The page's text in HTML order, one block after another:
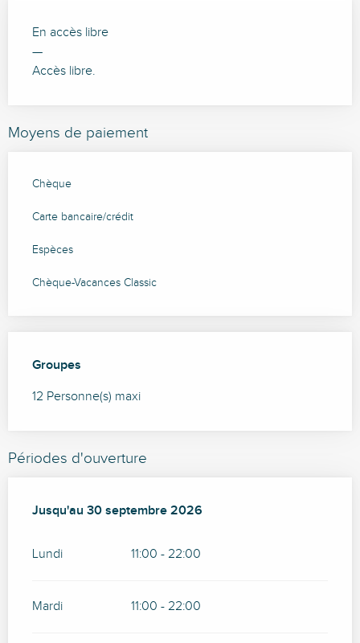
En accès libre
—
Accès libre.
Moyens de paiement
Chèque
Carte bancaire/crédit
Espèces
Chèque-Vacances Classic
Groupes
Groupes
12 Personne(s) maxi
Périodes d'ouverture
Du1 juin 2026au30 septembre 2026
Jusqu'au 30 septembre 2026
Lundi 11:00 - 22:00
Mardi 11:00 - 22:00